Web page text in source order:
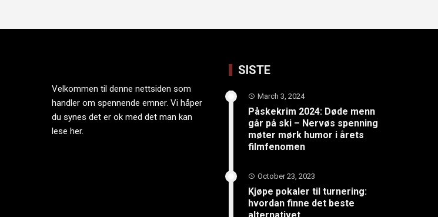
Velkommen til denne nettsiden som
handler om spennende emner. Vi håper
du synes det er ok med det man kan
lese her.
SISTE
March 3, 2024
Påskekrim 2024: Døde menn
går på ski – Nervøs spenning
møter mørk humor i årets
filmfenomen
October 23, 2023
Kjøpe pokaler til turnering:
hvordan finne det beste